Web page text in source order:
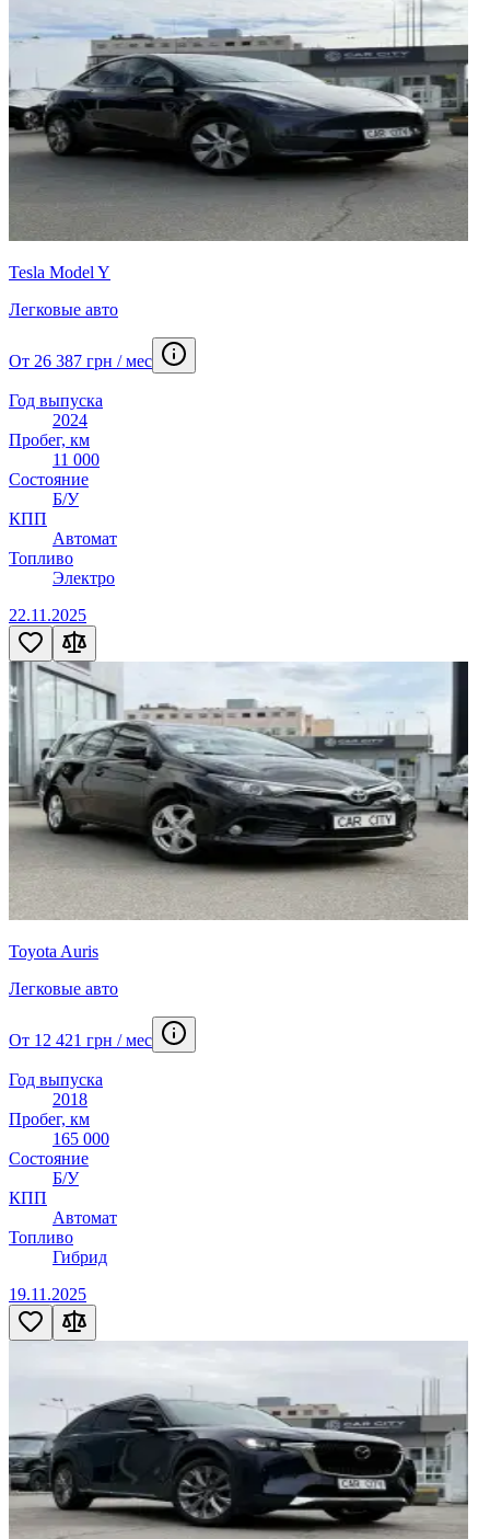
Tesla Model Y
Легковые авто
От 26 387 грн / мес
Год выпуска
2024
Пробег, км
11 000
Состояние
Б/У
КПП
Автомат
Топливо
Электро
22.11.2025
Toyota Auris
Легковые авто
От 12 421 грн / мес
Год выпуска
2018
Пробег, км
165 000
Состояние
Б/У
КПП
Автомат
Топливо
Гибрид
19.11.2025